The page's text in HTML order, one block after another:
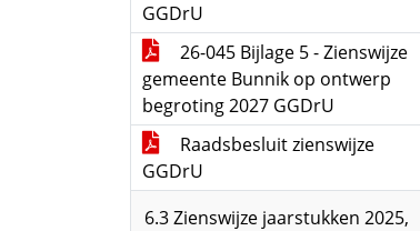
GGDrU
26-045 Bijlage 5 - Zienswijze
gemeente Bunnik op ontwerp
begroting 2027 GGDrU
Raadsbesluit zienswijze
GGDrU
6.3 Zienswijze jaarstukken 2025,